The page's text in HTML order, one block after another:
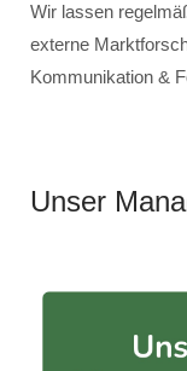
Wir lassen
externe
Kommunikation &
Unser